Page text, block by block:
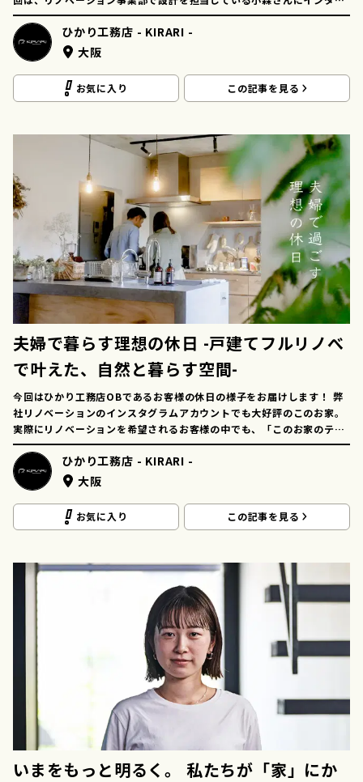
ューしました！
ひかり工務店 - KIRARI -
大阪
お気に入り この記事を見る
夫婦で暮らす理想の休日 -戸建てフルリノべ
で叶えた、自然と暮らす空間-
今回はひかり工務店OBであるお客様の休日の様子をお届けします！ 弊
社リノベーションのインスタグラムアカウントでも大好評のこのお家。
実際にリノベーションを希望されるお客様の中でも、「このお家のテイ
ストに近づけてほしい！」と設計やICに注文が来るほどです。 今回は良
い意味で生活をイメージできるような映像になっています。 私も編集し
ながらどんな生活がしたいか夢が広がりました...笑 皆様もどのような生
活がしたいか想像しながらご覧ください！
ひかり工務店 - KIRARI -
大阪
お気に入り この記事を見る
いまをもっと明るく。 私たちが「家」にか